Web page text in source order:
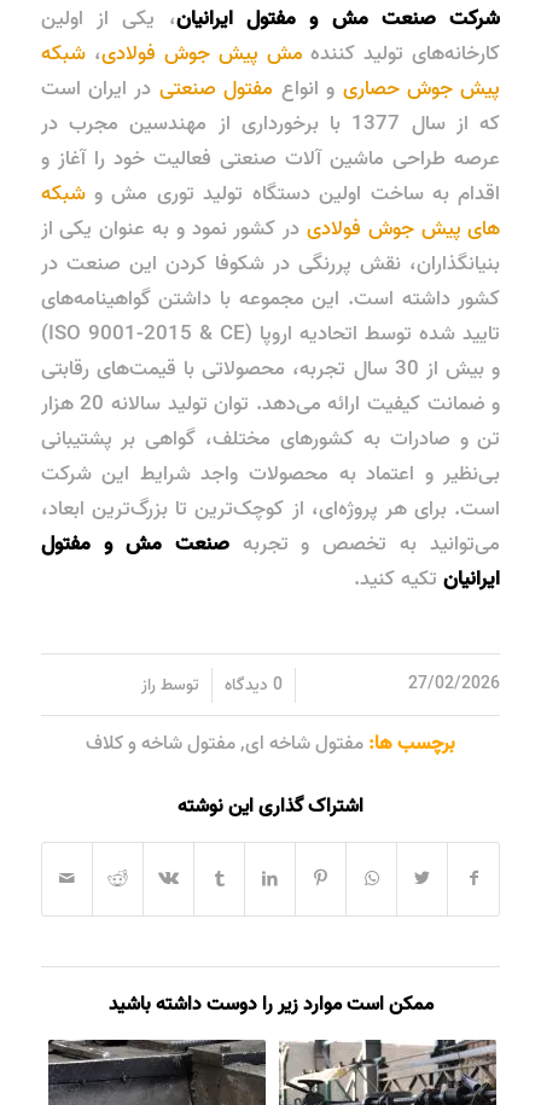
شرکت صنعت مش و مفتول ایرانیان، یکی از اولین
کارخانه‌های تولید کننده مش پیش جوش فولادی،شبکه
پیش جوش حصاری و انواع مفتول صنعتی در ایران است
که از سال 1377 با برخورداری از مهندسین مجرب در
عرصه طراحی ماشین آلات صنعتی فعالیت خود را آغاز و
اقدام به ساخت اولین دستگاه تولید توری مش وشبکه
های پیش جوش فولادیدر کشور نمود و به عنوان یکی از
بنیانگذاران، نقش پررنگی در شکوفا کردن این صنعت در
کشور داشته است. این مجموعه با داشتن گواهینامه‌های
تایید شده توسط اتحادیه اروپا (ISO 9001-2015 & CE)
و بیش از 30 سال تجربه، محصولاتی با قیمت‌های رقابتی
و ضمانت کیفیت ارائه می‌دهد. توان تولید سالانه 20 هزار
تن و صادرات به کشورهای مختلف، گواهی بر پشتیبانی
بی‌نظیر و اعتماد به محصولات واجد شرایط این شرکت
است. برای هر پروژه‌ای، از کوچک‌ترین تا بزرگ‌ترین ابعاد،
می‌توانید به تخصص و تجربهصنعت مش و مفتول
ایرانیانتکیه کنید.
27/02/2026 0 دیدگاه توسطراز
برچسب ها: مفتول شاخه ای,مفتول شاخه و کلاف
اشتراک گذاری این نوشته
ممکن است موارد زیر را دوست داشته باشید